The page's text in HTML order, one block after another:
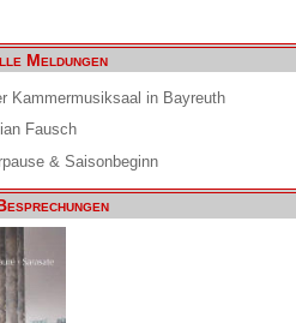
Meldungen
Kammermusiksaal in Bayreuth
Fausch
& Saisonbeginn